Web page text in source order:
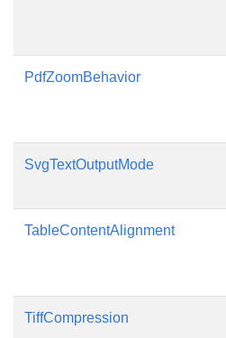
PdfZoomBehavior
SvgTextOutputMode
TableContentAlignment
TiffCompression